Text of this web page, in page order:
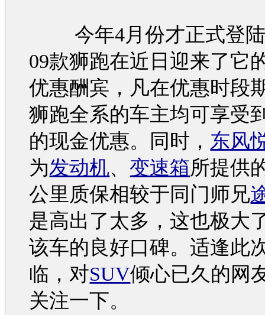
今年4月份才正式登陆
09款狮跑在近日迎来了它
优惠酬宾，凡在优惠时段
狮跑全系的车主均可享受
的现金优惠。同时， 东风
为发动机、变速箱所提供
公里质保相较于同门师兄
是高出了太多，这也极大
该车的良好口碑。适逢此
临，对SUV倾心已久的网
关注一下。